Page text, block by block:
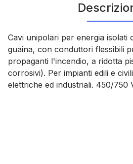
Cavi unipolari per energia isolati
guaina, con conduttori flessibili
propaganti l'incendio, a ridotta
corrosivi). Per impianti edili e
elettriche ed industriali. 450/750